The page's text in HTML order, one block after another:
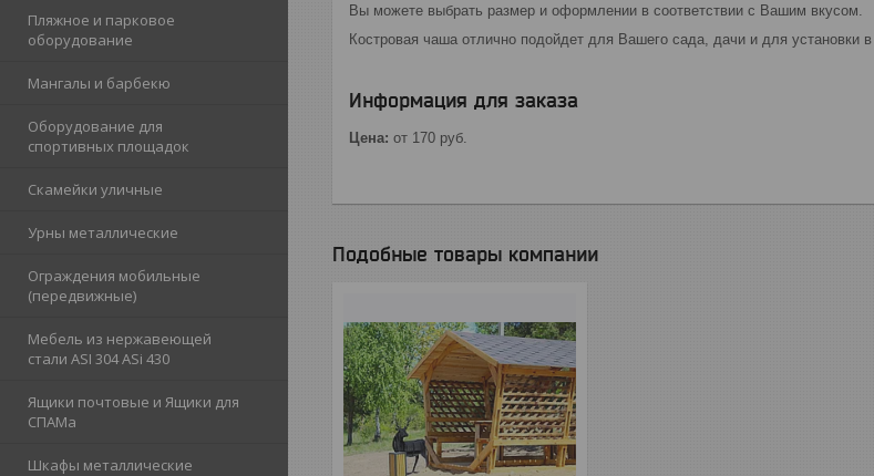
Пляжное и парковое
оборудование
Мангалы и барбекю
Оборудование для
спортивных площадок
Скамейки уличные
Урны металлические
Ограждения мобильные
(передвижные)
Мебель из нержавеющей
стали ASI 304 ASi 430
Ящики почтовые и Ящики для
СПАМа
Шкафы металлические
Вы можете выбрать размер и оформлении в соответствии с Вашим вкусом.
Костровая чаша отлично подойдет для Вашего сада, дачи и для установки
Информация для заказа
Цена: от 170 руб.
Подобные товары компании